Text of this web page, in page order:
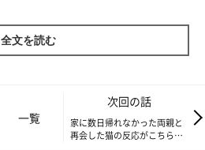
全文を読む
一覧
次回の話
家に数日帰れなかった両親と
再会した猫の反応がこちらに